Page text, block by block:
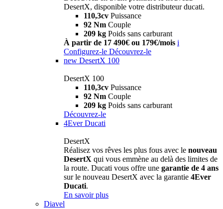
DesertX, disponible votre distributeur ducati.
110,3cv Puissance
92 Nm Couple
209 kg Poids sans carburant
À partir de 17 490€ ou 179€/mois i
Configurez-le Découvrez-le
new DesertX 100
DesertX 100
110,3cv Puissance
92 Nm Couple
209 kg Poids sans carburant
Découvrez-le
4Ever Ducati
DesertX
Réalisez vos rêves les plus fous avec le nouveau
DesertX qui vous emmène au delà des limites de
la route. Ducati vous offre une garantie de 4 ans
sur le nouveau DesertX avec la garantie 4Ever
Ducati.
En savoir plus
Diavel